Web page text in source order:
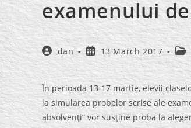
examenului
Post
author:
dan
Post
published:
13 March 2017
În perioada 13-17 martie, elevii
la simularea probelor scrise ale
absolvenţi” vor susţine proba la